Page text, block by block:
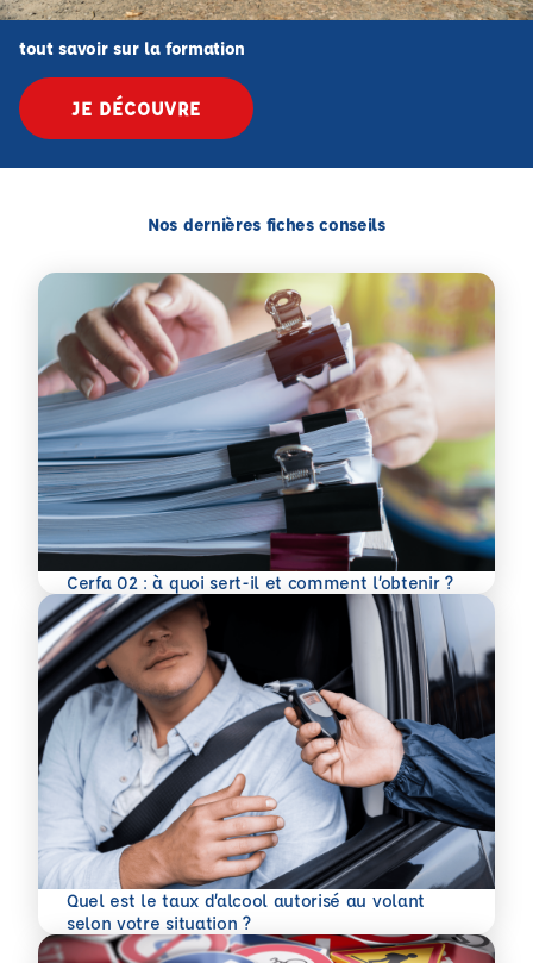
tout savoir sur la formation
JE DÉCOUVRE
Nos dernières fiches conseils
Cerfa 02 : à quoi sert-il et comment l’obtenir ?
En savoir plus
Quel est le taux d’alcool autorisé au volant
selon votre situation ?
En savoir plus